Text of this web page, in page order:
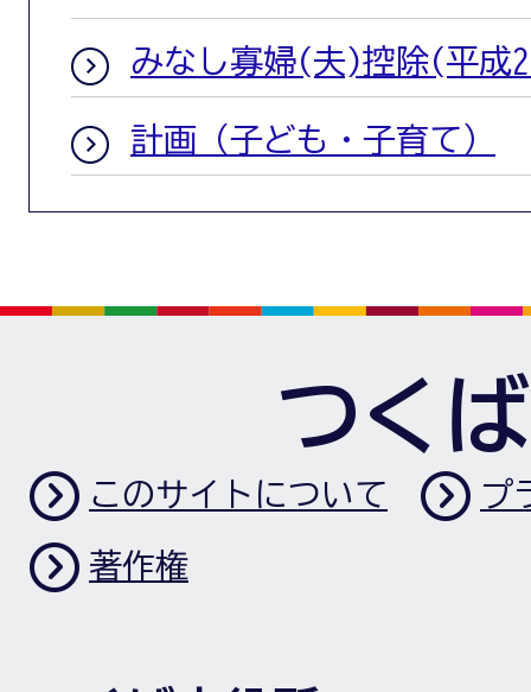
みなし寡婦(夫)控除(平成
計画（子ども・子育て）
つく
このサイトについて プ
著作権